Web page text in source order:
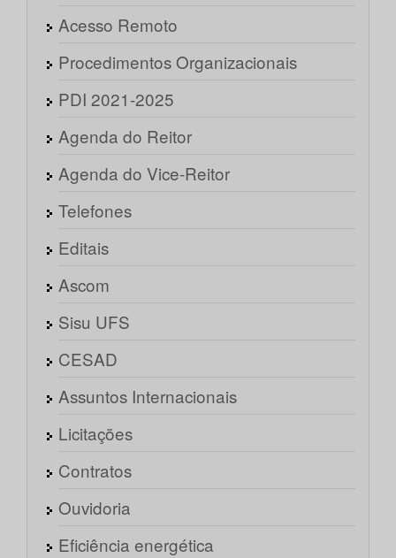
Acesso Remoto
Procedimentos Organizacionais
PDI 2021-2025
Agenda do Reitor
Agenda do Vice-Reitor
Telefones
Editais
Ascom
Sisu UFS
CESAD
Assuntos Internacionais
Licitações
Contratos
Ouvidoria
Eficiência energética